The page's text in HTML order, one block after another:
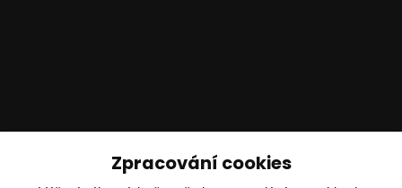
Zpracování cookies